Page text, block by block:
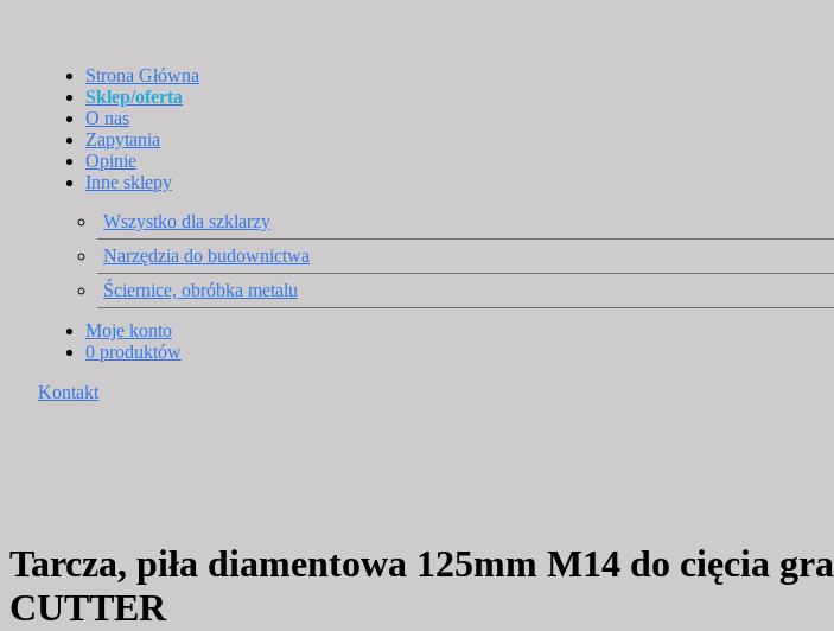
Strona Główna
Sklep/oferta
O nas
Zapytania
Opinie
Inne sklepy
Wszystko dla szklarzy
Narzędzia do budownictwa
Ściernice, obróbka metalu
Moje konto
0 produktów
Kontakt
Tarcza, piła diamentowa 125mm M14 do cięcia
CUTTER